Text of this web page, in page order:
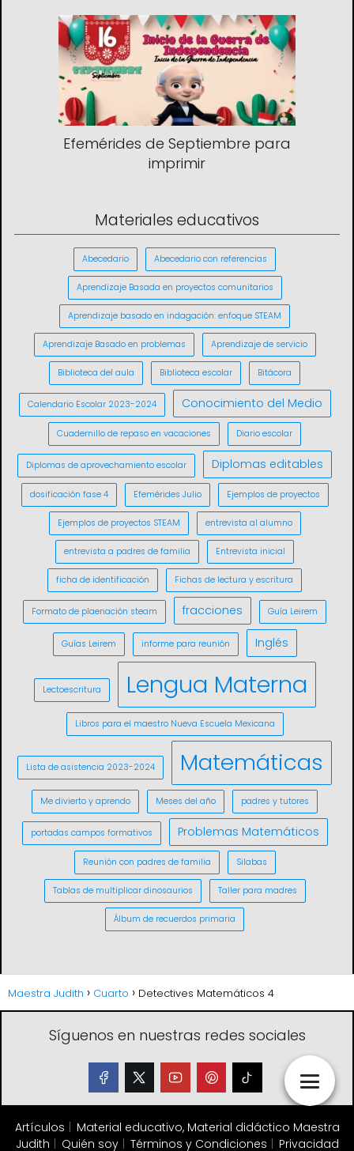
Efemérides de Septiembre para
imprimir
Materiales educativos
Abecedario Abecedario con referencias
Aprendizaje Basada en proyectos comunitarios
Aprendizaje basado en indagación: enfoque STEAM
Aprendizaje Basado en problemas Aprendizaje de servicio
Biblioteca del aula Biblioteca escolar Bitácora
Calendario Escolar 2023-2024 Conocimiento del Medio
Cuadernillo de repaso en vacaciones Diario escolar
Diplomas de aprovechamiento escolar Diplomas editables
dosificación fase 4 Efemérides Julio Ejemplos de proyectos
Ejemplos de proyectos STEAM entrevista al alumno
entrevista a padres de familia Entrevista inicial
ficha de identificación Fichas de lectura y escritura
Formato de plaenación steam fracciones Guía Leirem
Guías Leirem informe para reunión Inglés
Lectoescritura Lengua Materna
Libros para el maestro Nueva Escuela Mexicana
Lista de asistencia 2023-2024 Matemáticas
Me divierto y aprendo Meses del año padres y tutores
portadas campos formativos Problemas Matemáticos
Reunión con padres de familia Silabas
Tablas de multiplicar dinosaurios Taller para madres
Álbum de recuerdos primaria
Maestra Judith Cuarto Detectives Matemáticos 4
Síguenos en nuestras redes sociales
Artículos
Material educativo, Material didáctico Maestra
Judith
Quién soy Términos y Condiciones Privacidad